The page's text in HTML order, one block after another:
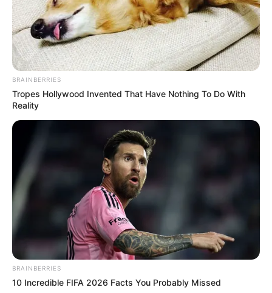
BRAINBERRIES
Tropes Hollywood Invented That Have Nothing To Do With
Reality
BRAINBERRIES
10 Incredible FIFA 2026 Facts You Probably Missed